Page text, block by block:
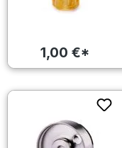
1,00 €*